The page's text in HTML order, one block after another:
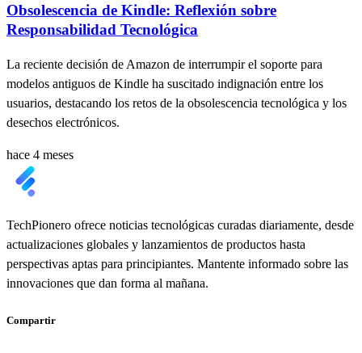
Obsolescencia de Kindle: Reflexión sobre
Responsabilidad Tecnológica
La reciente decisión de Amazon de interrumpir el soporte para
modelos antiguos de Kindle ha suscitado indignación entre los
usuarios, destacando los retos de la obsolescencia tecnológica y los
desechos electrónicos.
hace 4 meses
TechPionero ofrece noticias tecnológicas curadas diariamente, desde
actualizaciones globales y lanzamientos de productos hasta
perspectivas aptas para principiantes. Mantente informado sobre las
innovaciones que dan forma al mañana.
Compartir